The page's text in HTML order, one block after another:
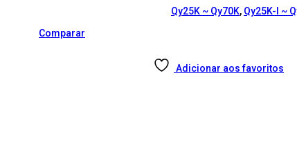
Qy25K ~ Qy70K, Qy25K-I ~
Comparar
Adicionar aos favoritos